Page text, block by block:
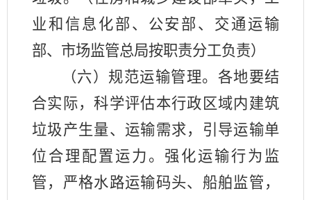
业和信息化部、公安部、交通运输
部、市场监管总局按职责分工负责）
（六）规范运输管理。各地要结
合实际，科学评估本行政区域内建筑
垃圾产生量、运输需求，引导运输单
位合理配置运力。强化运输行为监
管，严格水路运输码头、船舶监管，